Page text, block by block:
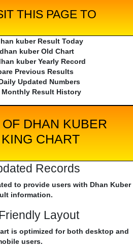
THIS PAGE TO
kuber Result Today
kuber Old Chart
kuber Yearly Record
Previous Results
Updated Numbers
Monthly Result History
DHAN KUBER
CHART
Records
to provide users with Dhan Kuber
information.
Layout
is optimized for both desktop and
users.